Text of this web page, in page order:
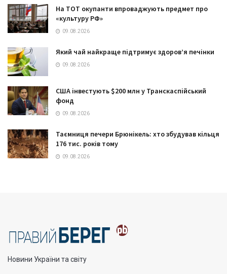
На ТОТ окупанти впроваджують предмет про
«культуру РФ»
09.08.2026
Який чай найкраще підтримує здоров’я печінки
09.08.2026
США інвестують $200 млн у Транскаспійський
фонд
09.08.2026
Таємниця печери Брюнікель: хто збудував кільця
176 тис. років тому
09.08.2026
Новини України та світу